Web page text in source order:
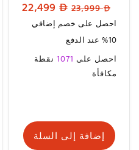
السعر
العادي
23,999
سعر
البيع
احصل على خصم إضافي
10% عند الدفع
سعر
البيع
احصل على 1071 نقطة
مكافأة
إضافة إلى السلة